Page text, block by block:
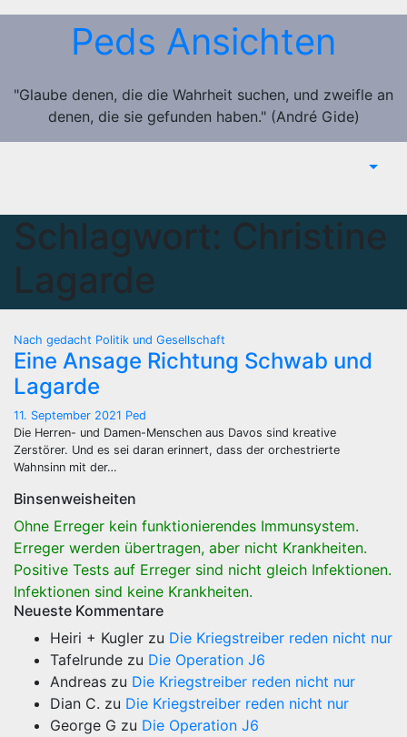
Zum
Peds Ansichten
"Glaube denen, die die Wahrheit suchen, und zweifle an
denen, die sie gefunden haben." (André Gide)
Schlagwort: Christine
Lagarde
Nach gedacht Politik und Gesellschaft
Eine Ansage Richtung Schwab und
Lagarde
11. September 2021 Ped
Die Herren- und Damen-Menschen aus Davos sind kreative
Zerstörer. Und es sei daran erinnert, dass der orchestrierte
Wahnsinn mit der…
Binsenweisheiten
Ohne Erreger kein funktionierendes Immunsystem.
Erreger werden übertragen, aber nicht Krankheiten.
Positive Tests auf Erreger sind nicht gleich Infektionen.
Infektionen sind keine Krankheiten.
Neueste Kommentare
Heiri + Kugler zu Die Kriegstreiber reden nicht nur
Tafelrunde zu Die Operation J6
Andreas zu Die Kriegstreiber reden nicht nur
Dian C. zu Die Kriegstreiber reden nicht nur
George G zu Die Operation J6